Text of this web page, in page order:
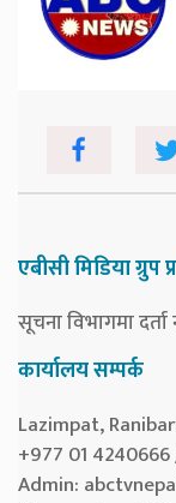
एबीसी मिडिया ग्रुप
सूचना विभागमा
कार्यालय सम्पर्क
Lazimpat,
+977 01 4240666
Admin: